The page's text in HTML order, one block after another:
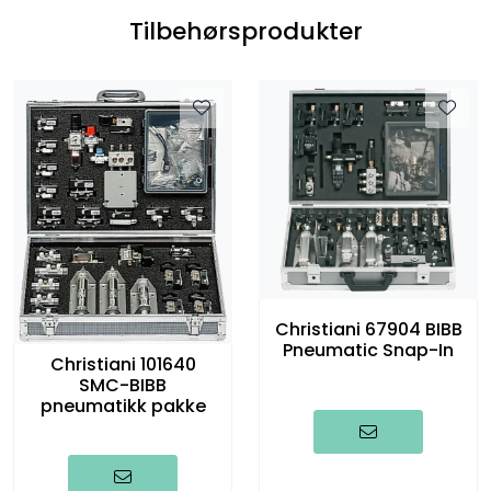
Tilbehørsprodukter
Christiani 101640
SMC-BIBB
pneumatikk pakke
Christiani 67904 BIBB
Pneumatic Snap-In